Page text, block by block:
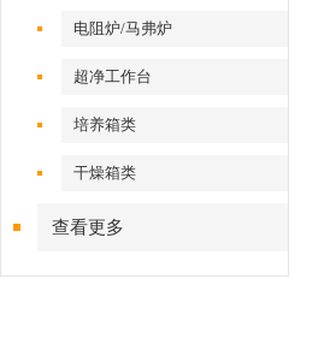
电阻炉/马弗炉
超净工作台
培养箱类
干燥箱类
查看更多